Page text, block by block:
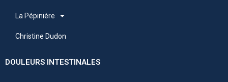
La Pépinière
Christine Dudon
DOULEURS INTESTINALES